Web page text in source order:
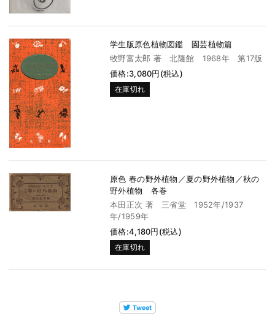
学生版原色植物図鑑 園芸植物篇
牧野富太郎 著 北隆館 1968年 第17版
価格:3,080円(税込)
在庫切れ
原色 春の野外植物／夏の野外植物／秋の
野外植物 各巻
本田正次 著 三省堂 1952年/1937
年/1959年
価格:4,180円(税込)
在庫切れ